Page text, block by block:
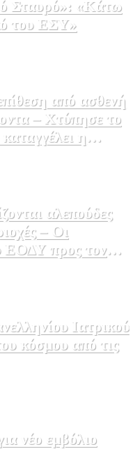
Σταυρό»: «Κάτω
του ΕΣΥ»
από ασθενή
– Χτύπησε το
η
αλεπούδες
– Οι
ΕΟΔΥ προς τον
Ιατρικού
κόσμου από τις
νέο εμβόλιο